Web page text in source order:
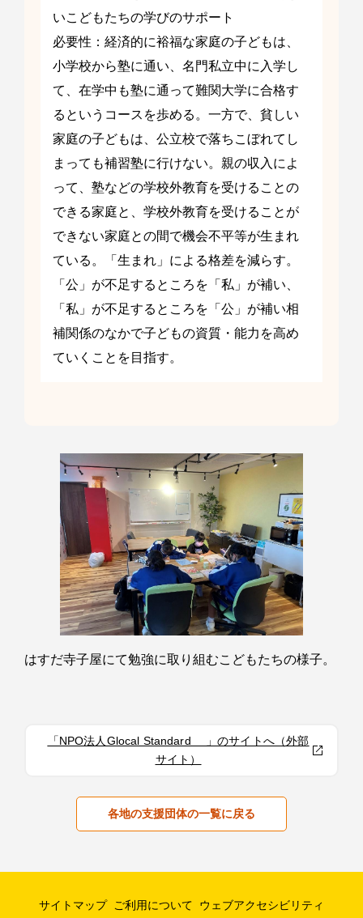
いこどもたちの学びのサポート
必要性：経済的に裕福な家庭の子どもは、
小学校から塾に通い、名門私立中に入学し
て、在学中も塾に通って難関大学に合格す
るというコースを歩める。一方で、貧しい
家庭の子どもは、公立校で落ちこぼれてし
まっても補習塾に行けない。親の収入によ
って、塾などの学校外教育を受けることの
できる家庭と、学校外教育を受けることが
できない家庭との間で機会不平等が生まれ
ている。「生まれ」による格差を減らす。
「公」が不足するところを「私」が補い、
「私」が不足するところを「公」が補い相
補関係のなかで子どもの資質・能力を高め
ていくことを目指す。
はすだ寺子屋にて勉強に取り組むこどもたちの様子。
「NPO法人Glocal Standard 」のサイトへ（外部
サイト）
各地の支援団体の一覧に戻る
サイトマップ ご利用について ウェブアクセシビリティ